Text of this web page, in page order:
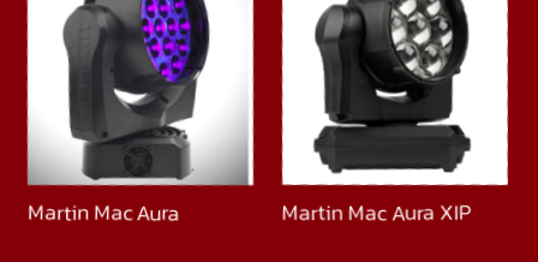
Martin Mac Aura Martin Mac Aura XIP